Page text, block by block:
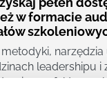
w formacie
leadershipu i
czy